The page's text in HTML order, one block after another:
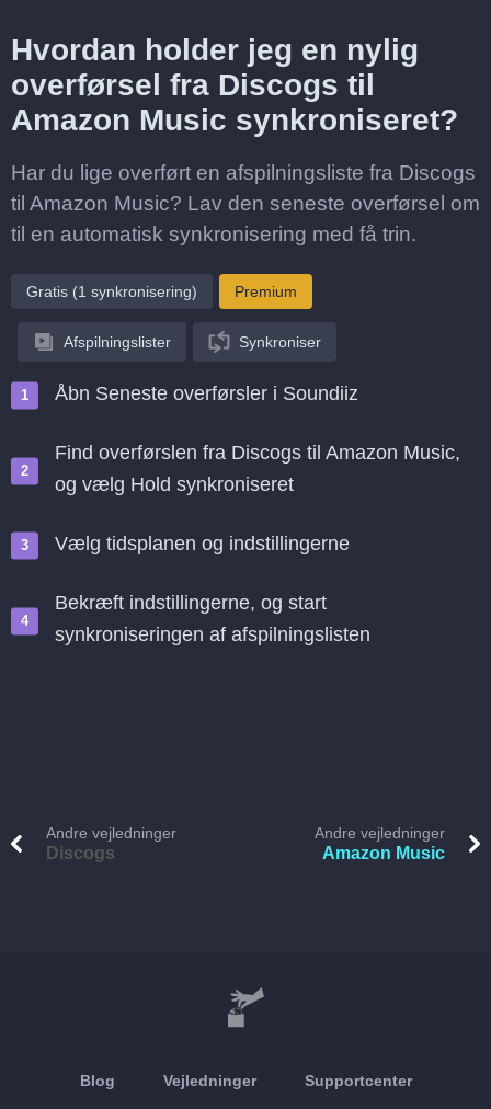
Hvordan holder jeg en nylig
overførsel fra Discogs til
Amazon Music synkroniseret?
Har du lige overført en afspilningsliste fra Discogs
til Amazon Music? Lav den seneste overførsel om
til en automatisk synkronisering med få trin.
Gratis (1 synkronisering) Premium
Afspilningslister Synkroniser
Åbn Seneste overførsler i Soundiiz
Find overførslen fra Discogs til Amazon Music,
og vælg Hold synkroniseret
Vælg tidsplanen og indstillingerne
Bekræft indstillingerne, og start
synkroniseringen af afspilningslisten
Andre vejledninger
Discogs
Andre vejledninger
Amazon Music
Blog Vejledninger Supportcenter